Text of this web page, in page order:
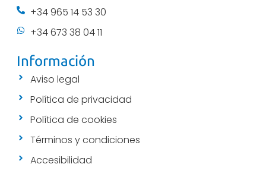
+34 965 14 53 30
+34 673 38 04 11
Información
Aviso legal
Política de privacidad
Política de cookies
Términos y condiciones
Accesibilidad